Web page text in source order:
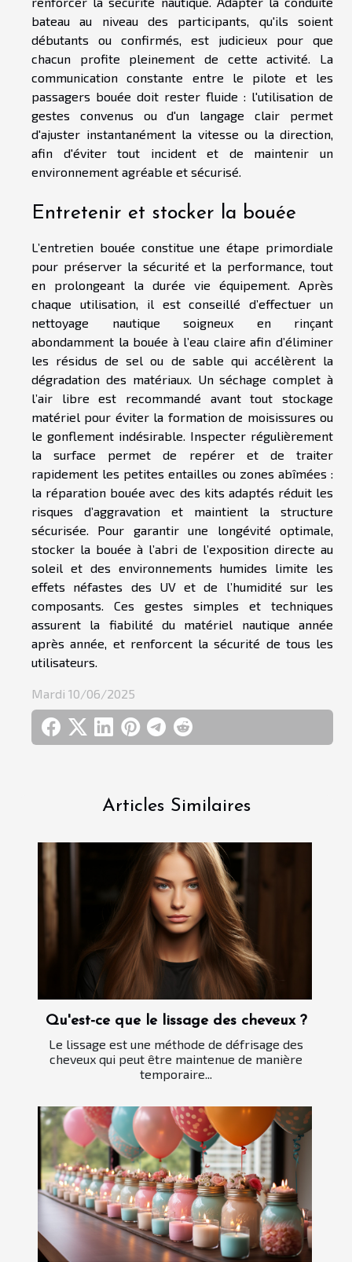
Articles Similaires
Qu'est-ce que le lissage des cheveux ?
Le lissage est une méthode de défrisage des
cheveux qui peut être maintenue de manière
temporaire...
bateau au niveau des participants, qu'ils soient
débutants ou confirmés, est judicieux pour que
chacun profite pleinement de cette activité. La
communication constante entre le pilote et les
passagers bouée doit rester fluide : l'utilisation de
gestes convenus ou d'un langage clair permet
d'ajuster instantanément la vitesse ou la direction,
afin d'éviter tout incident et de maintenir un
environnement agréable et sécurisé.
Entretenir et stocker la bouée
L’entretien bouée constitue une étape primordiale
pour préserver la sécurité et la performance, tout
en prolongeant la durée vie équipement. Après
chaque utilisation, il est conseillé d’effectuer un
nettoyage nautique soigneux en rinçant
abondamment la bouée à l’eau claire afin d’éliminer
les résidus de sel ou de sable qui accélèrent la
dégradation des matériaux. Un séchage complet à
l’air libre est recommandé avant tout stockage
matériel pour éviter la formation de moisissures ou
le gonflement indésirable. Inspecter régulièrement
la surface permet de repérer et de traiter
rapidement les petites entailles ou zones abîmées :
la réparation bouée avec des kits adaptés réduit les
risques d’aggravation et maintient la structure
sécurisée. Pour garantir une longévité optimale,
stocker la bouée à l’abri de l’exposition directe au
soleil et des environnements humides limite les
effets néfastes des UV et de l’humidité sur les
composants. Ces gestes simples et techniques
assurent la fiabilité du matériel nautique année
après année, et renforcent la sécurité de tous les
utilisateurs.
Mardi 10/06/2025